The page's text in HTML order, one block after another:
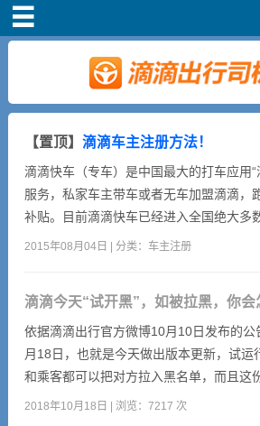
车主注册
常见问题
补贴政策
司机端下载
小说短剧
【置顶】 滴滴车主注册方法！
滴滴快车（专车）是中国最大的打车应用
服务，私家车主带车或者无车加盟滴滴，
补贴。目前滴滴快车已经进入全国绝大多
只要有出租的地方就有滴滴快车！滴滴跑
（行驶证上可以不是自己的名字）2、该车
上，...
2015年08月04日 | 分类： 车主注册
滴滴今天“试开黑”，如被拉黑，你会
依据滴滴出行官方微博10月10日发布的
月18日，也就是今天做出版本更新，试运
和乘客都可以把对方拉入黑名单，而且这
暂时不可取消。在司乘双方选择拉黑之后
2018年10月18日 | 浏览：7217 次